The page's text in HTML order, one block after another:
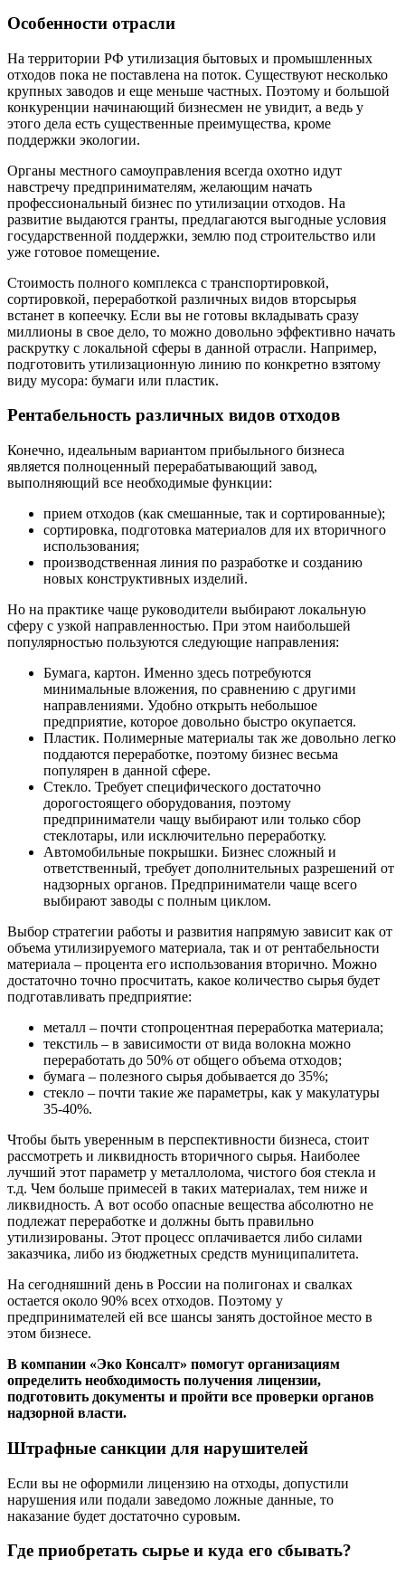
Особенности отрасли
На территории РФ утилизация бытовых и промышленных
отходов пока не поставлена на поток. Существуют несколько
крупных заводов и еще меньше частных. Поэтому и большой
конкуренции начинающий бизнесмен не увидит, а ведь у
этого дела есть существенные преимущества, кроме
поддержки экологии.
Органы местного самоуправления всегда охотно идут
навстречу предпринимателям, желающим начать
профессиональный бизнес по утилизации отходов. На
развитие выдаются гранты, предлагаются выгодные условия
государственной поддержки, землю под строительство или
уже готовое помещение.
Стоимость полного комплекса с транспортировкой,
сортировкой, переработкой различных видов вторсырья
встанет в копеечку. Если вы не готовы вкладывать сразу
миллионы в свое дело, то можно довольно эффективно начать
раскрутку с локальной сферы в данной отрасли. Например,
подготовить утилизационную линию по конкретно взятому
виду мусора: бумаги или пластик.
Рентабельность различных видов отходов
Конечно, идеальным вариантом прибыльного бизнеса
является полноценный перерабатывающий завод,
выполняющий все необходимые функции:
прием отходов (как смешанные, так и сортированные);
сортировка, подготовка материалов для их вторичного
использования;
производственная линия по разработке и созданию
новых конструктивных изделий.
Но на практике чаще руководители выбирают локальную
сферу с узкой направленностью. При этом наибольшей
популярностью пользуются следующие направления:
Бумага, картон. Именно здесь потребуются
минимальные вложения, по сравнению с другими
направлениями. Удобно открыть небольшое
предприятие, которое довольно быстро окупается.
Пластик. Полимерные материалы так же довольно легко
поддаются переработке, поэтому бизнес весьма
популярен в данной сфере.
Стекло. Требует специфического достаточно
дорогостоящего оборудования, поэтому
предприниматели чащу выбирают или только сбор
стеклотары, или исключительно переработку.
Автомобильные покрышки. Бизнес сложный и
ответственный, требует дополнительных разрешений от
надзорных органов. Предприниматели чаще всего
выбирают заводы с полным циклом.
Выбор стратегии работы и развития напрямую зависит как от
объема утилизируемого материала, так и от рентабельности
материала – процента его использования вторично. Можно
достаточно точно просчитать, какое количество сырья будет
подготавливать предприятие:
металл – почти стопроцентная переработка материала;
текстиль – в зависимости от вида волокна можно
переработать до 50% от общего объема отходов;
бумага – полезного сырья добывается до 35%;
стекло – почти такие же параметры, как у макулатуры
35-40%.
Чтобы быть уверенным в перспективности бизнеса, стоит
рассмотреть и ликвидность вторичного сырья. Наиболее
лучший этот параметр у металлолома, чистого боя стекла и
т.д. Чем больше примесей в таких материалах, тем ниже и
ликвидность. А вот особо опасные вещества абсолютно не
подлежат переработке и должны быть правильно
утилизированы. Этот процесс оплачивается либо силами
заказчика, либо из бюджетных средств муниципалитета.
На сегодняшний день в России на полигонах и свалках
остается около 90% всех отходов. Поэтому у
предпринимателей ей все шансы занять достойное место в
этом бизнесе.
В компании «Эко Консалт» помогут организациям
определить необходимость получения лицензии,
подготовить документы и пройти все проверки органов
надзорной власти.
Штрафные санкции для нарушителей
Если вы не оформили лицензию на отходы, допустили
нарушения или подали заведомо ложные данные, то
наказание будет достаточно суровым.
Где приобретать сырье и куда его сбывать?